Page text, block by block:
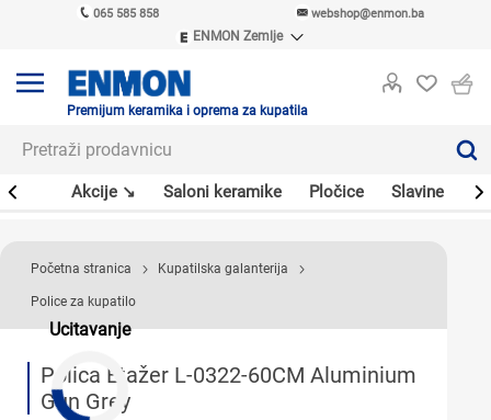
065 585 858 webshop@enmon.ba
ENMON Zemlje
ENMON MKD
Premijum keramika i oprema za kupatila
Akcije ↘ Saloni keramike Pločice Slavine
Ucitavanje
Početna stranica Kupatilska galanterija
Police za kupatilo
Polica Etažer L-0322-60CM Aluminium
Gun Grey